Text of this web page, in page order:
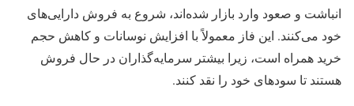
انباشت و صعود وارد بازار شده‌اند، شروع به فروش دارایی‌های
خود می‌کنند. این فاز معمولاً با افزایش نوسانات و کاهش حجم
خرید همراه است، زیرا بیشتر سرمایه‌گذاران در حال فروش
هستند تا سودهای خود را نقد کنند.